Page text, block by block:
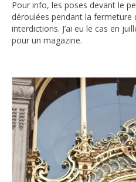
Pour info, les poses devant le
déroulées pendant la fermeture
interdictions. J’ai eu le cas en
pour un magazine.